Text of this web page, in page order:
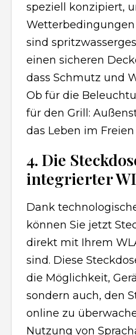
speziell konzipiert,
sind
einen sicheren
dass Schmutz und
Ob für die
für den Grill:
das Leben im
4. Die
integrierter
Dank
können Sie jetzt
direkt mit Ihrem
sind. Diese
die Möglichkeit,
sondern auch, den
online zu
Nutzung von